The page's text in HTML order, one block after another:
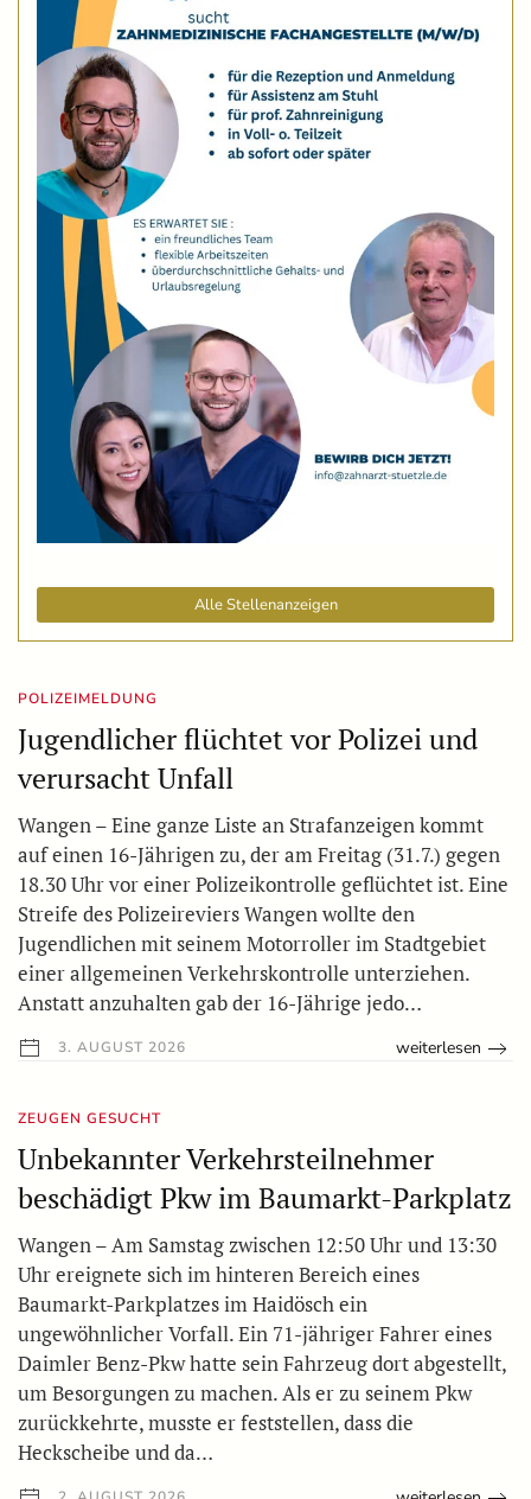
Alle Stellenanzeigen
POLIZEIMELDUNG
Jugendlicher flüchtet vor Polizei und
verursacht Unfall
Wangen – Eine ganze Liste an Strafanzeigen kommt
auf einen 16-Jährigen zu, der am Freitag (31.7.) gegen
18.30 Uhr vor einer Polizeikontrolle geflüchtet ist. Eine
Streife des Polizeireviers Wangen wollte den
Jugendlichen mit seinem Motorroller im Stadtgebiet
einer allgemeinen Verkehrskontrolle unterziehen.
Anstatt anzuhalten gab der 16-Jährige jedo…
3. AUGUST 2026 weiterlesen
ZEUGEN GESUCHT
Unbekannter Verkehrsteilnehmer
beschädigt Pkw im Baumarkt-Parkplatz
Wangen – Am Samstag zwischen 12:50 Uhr und 13:30
Uhr ereignete sich im hinteren Bereich eines
Baumarkt-Parkplatzes im Haidösch ein
ungewöhnlicher Vorfall. Ein 71-jähriger Fahrer eines
Daimler Benz-Pkw hatte sein Fahrzeug dort abgestellt,
um Besorgungen zu machen. Als er zu seinem Pkw
zurückkehrte, musste er feststellen, dass die
Heckscheibe und da…